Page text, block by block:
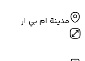
مدينة ام بي ار